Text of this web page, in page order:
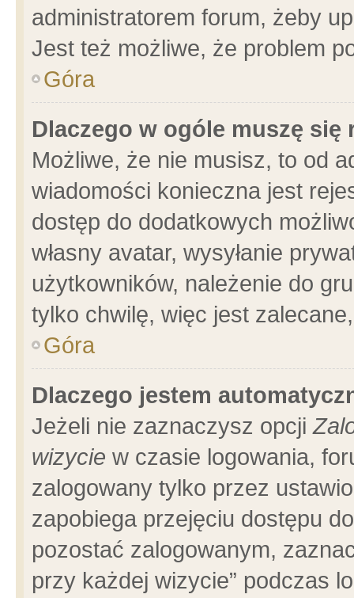
administratorem forum, żeby
Jest też możliwe, że problem
Góra
Dlaczego w ogóle muszę się
Możliwe, że nie musisz, to od
wiadomości konieczna jest
dostęp do dodatkowych
własny avatar, wysyłanie
użytkowników, należenie do
tylko chwilę, więc jest
Góra
Dlaczego jestem
Jeżeli nie zaznaczysz opcji
wizycie w czasie logowania,
zalogowany tylko przez
zapobiega przejęciu dostępu
pozostać zalogowanym,
przy każdej wizycie” podczas